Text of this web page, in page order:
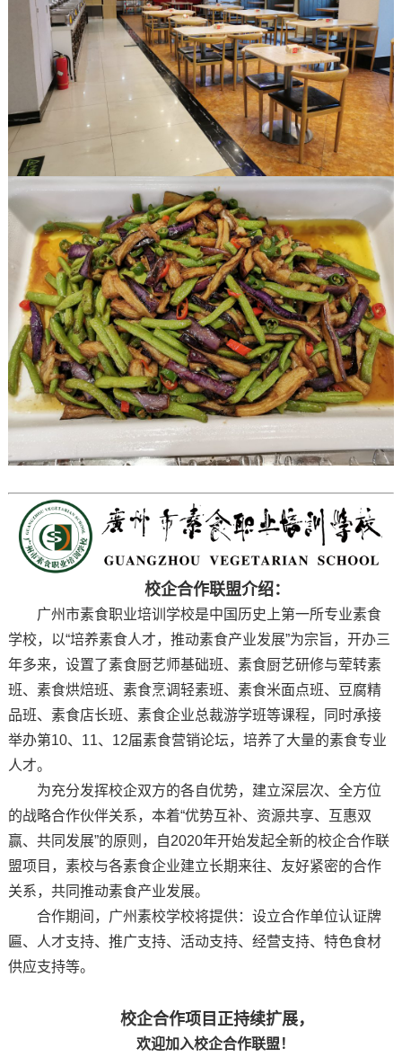
校企合作联盟介绍：
广州市素食职业培训学校是中国历史上第一所专业素食
学校，以“培养素食人才，推动素食产业发展”为宗旨，开办三
年多来，设置了素食厨艺师基础班、素食厨艺研修与荤转素
班、素食烘焙班、素食烹调轻素班、素食米面点班、豆腐精
品班、素食店长班、素食企业总裁游学班等课程，同时承接
举办第10、11、12届素食营销论坛，培养了大量的素食专业
人才。
为充分发挥校企双方的各自优势，建立深层次、全方位
的战略合作伙伴关系，本着“优势互补、资源共享、互惠双
赢、共同发展”的原则，自2020年开始发起全新的校企合作联
盟项目，素校与各素食企业建立长期来往、友好紧密的合作
关系，共同推动素食产业发展。
合作期间，广州素校学校将提供：设立合作单位认证牌
匾、人才支持、推广支持、活动支持、经营支持、特色食材
供应支持等。
校企合作项目正持续扩展，
欢迎加入校企合作联盟！